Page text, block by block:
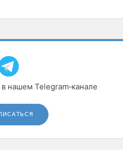
нашем Telegram‑канале